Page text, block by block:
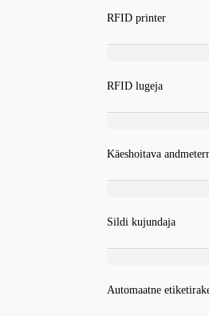
RFID printer
RFID lugeja
Käeshoitava
Sildi kujundaja
Automaatne